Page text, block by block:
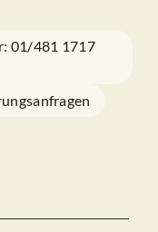
01/481 1717